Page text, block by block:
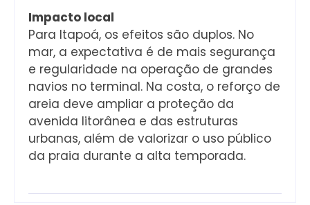
Impacto local
Para Itapoá, os efeitos são duplos. No
mar, a expectativa é de mais segurança
e regularidade na operação de grandes
navios no terminal. Na costa, o reforço de
areia deve ampliar a proteção da
avenida litorânea e das estruturas
urbanas, além de valorizar o uso público
da praia durante a alta temporada.